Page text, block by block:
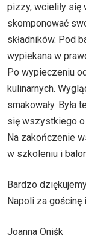
pizzy, wcieliły się
skomponować
składników. Pod
wypiekana w
Po wypieczeniu
kulinarnych.
smakowały.
się wszystkiego o
Na zakończenie
w szkoleniu i
Bardzo
Napoli za gościnę
Joanna Oniśk